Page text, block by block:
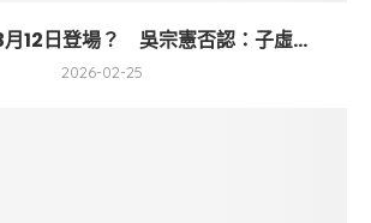
月12日登場？ 吳宗憲否認：子虛...
2026-02-25